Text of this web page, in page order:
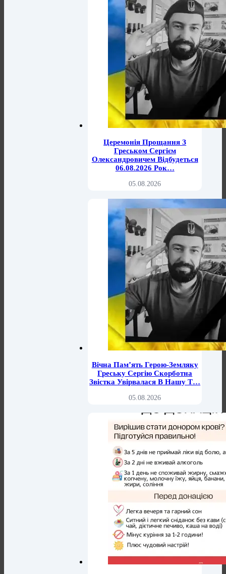
Церемонія Прощання З
Греськом Сергієм
Олександровичем Відбудеться
06.08.2026 Рок…
05.08.2026
Вічна Пам’ять Герою-Земляку
Греську Сергію Скорботна
Звістка Увірвалася В Нашу Т…
05.08.2026